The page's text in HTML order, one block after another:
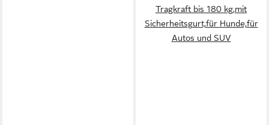
Tragkraft bis 180 kg,mit
Sicherheitsgurt,für Hunde,für
Autos und SUV